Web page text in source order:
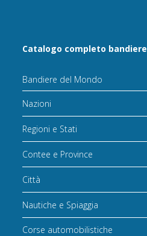
Catalogo completo bandiere
Bandiere del Mondo
Nazioni
Regioni e Stati
Contee e Province
Città
Nautiche e Spiaggia
Corse automobilistiche